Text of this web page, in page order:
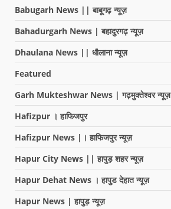
Babugarh News || बाबूगढ़ न्यूज़
Bahadurgarh News | बहादुरगढ़ न्यूज़
Dhaulana News || धौलाना न्यूज़
Featured
Garh Mukteshwar News | गढ़मुक्तेश्वर न्यूज़
Hafizpur । हाफिजपुर
Hafizpur News |। हाफिजपुर न्यूज़
Hapur City News || हापुड़ शहर न्यूज़
Hapur Dehat News । हापुड देहात न्यूज़
Hapur News | हापुड़ न्यूज़